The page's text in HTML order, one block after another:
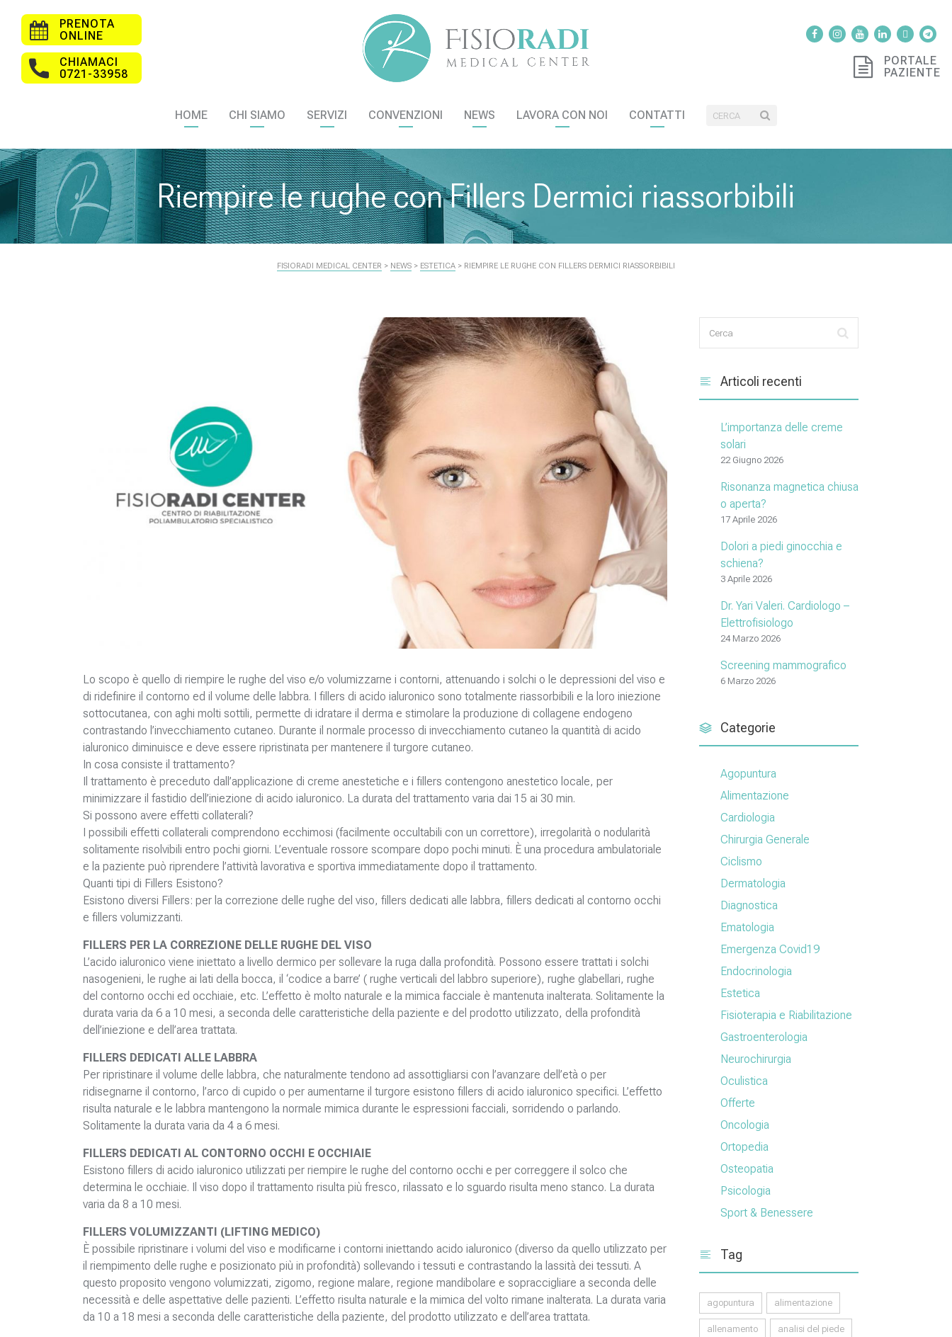
PRENOTA
ONLINE
CHIAMACI
0721-33958
PORTALE
PAZIENTE
HOME CHI SIAMO SERVIZI CONVENZIONI NEWS LAVORA CON NOI CONTATTI
Riempire le rughe con Fillers Dermici riassorbibili
FISIORADI MEDICAL CENTER > NEWS > ESTETICA > RIEMPIRE LE RUGHE CON FILLERS DERMICI RIASSORBIBILI
Lo scopo è quello di riempire le rughe del viso e/o volumizzarne i contorni, attenuando i solchi o le depressioni del viso e
di ridefinire il contorno ed il volume delle labbra. I fillers di acido ialuronico sono totalmente riassorbibili e la loro iniezione
sottocutanea, con aghi molti sottili, permette di idratare il derma e stimolare la produzione di collagene endogeno
contrastando l’invecchiamento cutaneo. Durante il normale processo di invecchiamento cutaneo la quantità di acido
ialuronico diminuisce e deve essere ripristinata per mantenere il turgore cutaneo.
In cosa consiste il trattamento?
Il trattamento è preceduto dall’applicazione di creme anestetiche e i fillers contengono anestetico locale, per
minimizzare il fastidio dell’iniezione di acido ialuronico. La durata del trattamento varia dai 15 ai 30 min.
Si possono avere effetti collaterali?
I possibili effetti collaterali comprendono ecchimosi (facilmente occultabili con un correttore), irregolarità o nodularità
solitamente risolvibili entro pochi giorni. L’eventuale rossore scompare dopo pochi minuti. È una procedura ambulatoriale
e la paziente può riprendere l’attività lavorativa e sportiva immediatamente dopo il trattamento.
Quanti tipi di Fillers Esistono?
Esistono diversi Fillers: per la correzione delle rughe del viso, fillers dedicati alle labbra, fillers dedicati al contorno occhi
e fillers volumizzanti.
FILLERS PER LA CORREZIONE DELLE RUGHE DEL VISO
L’acido ialuronico viene iniettato a livello dermico per sollevare la ruga dalla profondità. Possono essere trattati i solchi
nasogenieni, le rughe ai lati della bocca, il ‘codice a barre’ ( rughe verticali del labbro superiore), rughe glabellari, rughe
del contorno occhi ed occhiaie, etc. L’effetto è molto naturale e la mimica facciale è mantenuta inalterata. Solitamente la
durata varia da 6 a 10 mesi, a seconda delle caratteristiche della paziente e del prodotto utilizzato, della profondità
dell’iniezione e dell’area trattata.
FILLERS DEDICATI ALLE LABBRA
Per ripristinare il volume delle labbra, che naturalmente tendono ad assottigliarsi con l’avanzare dell’età o per
ridisegnarne il contorno, l’arco di cupido o per aumentarne il turgore esistono fillers di acido ialuronico specifici. L’effetto
risulta naturale e le labbra mantengono la normale mimica durante le espressioni facciali, sorridendo o parlando.
Solitamente la durata varia da 4 a 6 mesi.
FILLERS DEDICATI AL CONTORNO OCCHI E OCCHIAIE
Esistono fillers di acido ialuronico utilizzati per riempire le rughe del contorno occhi e per correggere il solco che
determina le occhiaie. Il viso dopo il trattamento risulta più fresco, rilassato e lo sguardo risulta meno stanco. La durata
varia da 8 a 10 mesi.
FILLERS VOLUMIZZANTI (LIFTING MEDICO)
È possibile ripristinare i volumi del viso e modificarne i contorni iniettando acido ialuronico (diverso da quello utilizzato per
il riempimento delle rughe e posizionato più in profondità) sollevando i tessuti e contrastando la lassità dei tessuti. A
questo proposito vengono volumizzati, zigomo, regione malare, regione mandibolare e sopraccigliare a seconda delle
necessità e delle aspettative delle pazienti. L’effetto risulta naturale e la mimica del volto rimane inalterata. La durata varia
da 10 a 18 mesi a seconda delle caratteristiche della paziente, del prodotto utilizzato e dell’area trattata.
Articoli recenti
L’importanza delle creme
solari
22 Giugno 2026
Risonanza magnetica chiusa
o aperta?
17 Aprile 2026
Dolori a piedi ginocchia e
schiena?
3 Aprile 2026
Dr. Yari Valeri. Cardiologo –
Elettrofisiologo
24 Marzo 2026
Screening mammografico
6 Marzo 2026
Categorie
Agopuntura
Alimentazione
Cardiologia
Chirurgia Generale
Ciclismo
Dermatologia
Diagnostica
Ematologia
Emergenza Covid19
Endocrinologia
Estetica
Fisioterapia e Riabilitazione
Gastroenterologia
Neurochirurgia
Oculistica
Offerte
Oncologia
Ortopedia
Osteopatia
Psicologia
Sport & Benessere
Tag
agopuntura alimentazione
allenamento analisi del piede